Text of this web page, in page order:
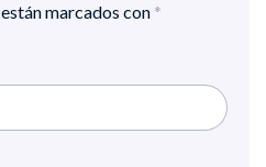
marcados con *